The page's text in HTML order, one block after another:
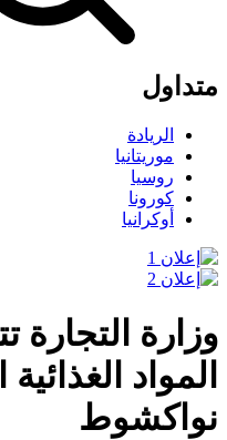
متداول
الريادة
موريتانيا
روسيا
كورونا
أوكرانيا
المواد
نواكشوط